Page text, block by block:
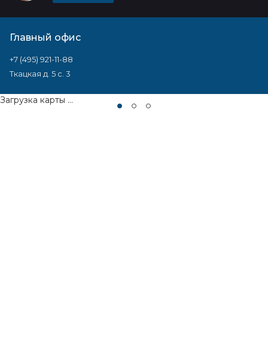
Главный офис
+7 (495) 921-11-88
Ткацкая д. 5 с. 3
Загрузка карты ...